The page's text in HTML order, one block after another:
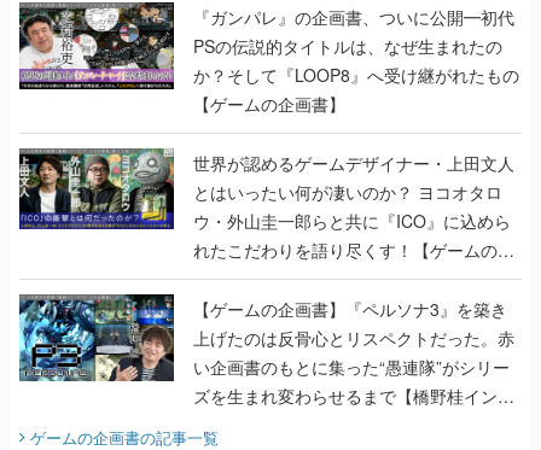
『ガンパレ』の企画書、ついに公開━初代
PSの伝説的タイトルは、なぜ生まれたの
か？そして『LOOP8』へ受け継がれたもの
【ゲームの企画書】
世界が認めるゲームデザイナー・上田文人
とはいったい何が凄いのか？ ヨコオタロ
ウ・外山圭一郎らと共に『ICO』に込めら
れたこだわりを語り尽くす！【ゲームの企
画書】
【ゲームの企画書】『ペルソナ3』を築き
上げたのは反骨心とリスペクトだった。赤
い企画書のもとに集った“愚連隊”がシリー
ズを生まれ変わらせるまで【橋野桂インタ
ゲームの企画書の記事一覧